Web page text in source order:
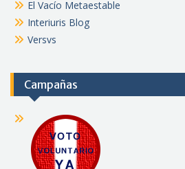
El Vacío Metaestable
Interiuris Blog
Versvs
Campañas